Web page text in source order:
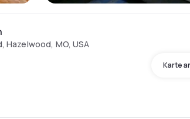
Hazelwood, MO, USA
Karte